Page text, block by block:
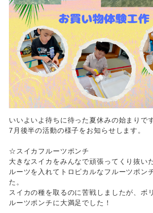
いいよいよ待ちに待った夏休みの始まりで
7月後半の活動の様子をお知らせします。
☆スイカフルーツポンチ
大きなスイカをみんなで頑張ってくり抜い
ルーツを入れてトロピカルなフルーツポン
た。
スイカの種を取るのに苦戦しましたが、ボ
ルーツポンチに大満足でした！